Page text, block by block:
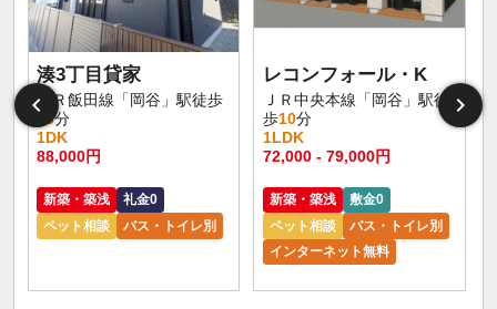
湊3丁目貸家
ＪＲ飯田線「岡谷」駅徒歩
46分
1DK
88,000円
新築・築浅
礼金0
ペット相談
バス・トイレ別
レコンフォール・K
ＪＲ中央本線「岡谷」駅徒
歩10分
1LDK
72,000 - 79,000円
新築・築浅
敷金0
ペット相談
バス・トイレ別
インターネット無料